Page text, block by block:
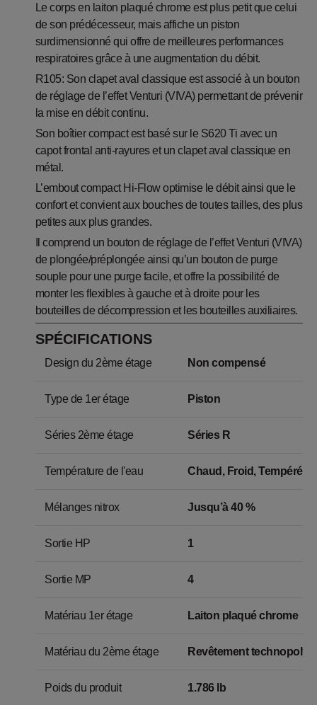
Le corps en laiton plaqué chrome est plus petit que celui
de son prédécesseur, mais affiche un piston
surdimensionné qui offre de meilleures performances
respiratoires grâce à une augmentation du débit.
R105: Son clapet aval classique est associé à un bouton
de réglage de l’effet Venturi (VIVA) permettant de prévenir
la mise en débit continu.
Son boîtier compact est basé sur le S620 Ti avec un
capot frontal anti-rayures et un clapet aval classique en
métal.
L’embout compact Hi-Flow optimise le débit ainsi que le
confort et convient aux bouches de toutes tailles, des plus
petites aux plus grandes.
Il comprend un bouton de réglage de l’effet Venturi (VIVA)
de plongée/préplongée ainsi qu’un bouton de purge
souple pour une purge facile, et offre la possibilité de
monter les flexibles à gauche et à droite pour les
bouteilles de décompression et les bouteilles auxiliaires.
SPÉCIFICATIONS
Design du 2ème étage Non compensé
Type de 1er étage Piston
Séries 2ème étage Séries R
Température de l'eau Chaud, Froid, Tempéré
Mélanges nitrox Jusqu’à 40 %
Sortie HP 1
Sortie MP 4
Matériau 1er étage Laiton plaqué chrome
Matériau du 2ème étage Revêtement
Poids du produit 1.786 lb